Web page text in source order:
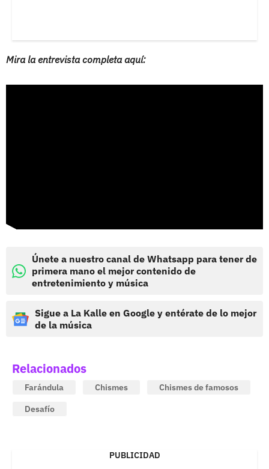
Mira la entrevista completa aquí:
Únete a nuestro canal de Whatsapp para tener de
primera mano el mejor contenido de
entretenimiento y música
Sigue a La Kalle en Google y entérate de lo mejor
de la música
Relacionados
Farándula Chismes
Chismes de famosos
Desafío
PUBLICIDAD